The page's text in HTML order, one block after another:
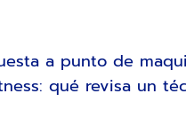
a punto de
qué revisa un